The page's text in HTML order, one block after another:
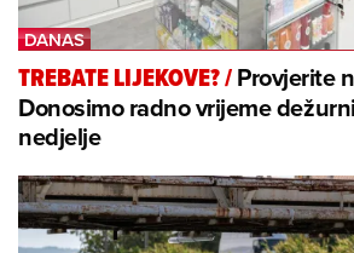
TREBATE LIJEKOVE?/Provjerite
Donosimo radno vrijeme
nedjelje